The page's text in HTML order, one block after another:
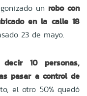
un robo con
en la calle 18
23 de mayo.
10 personas,
pasar a control de
el otro 50% quedó